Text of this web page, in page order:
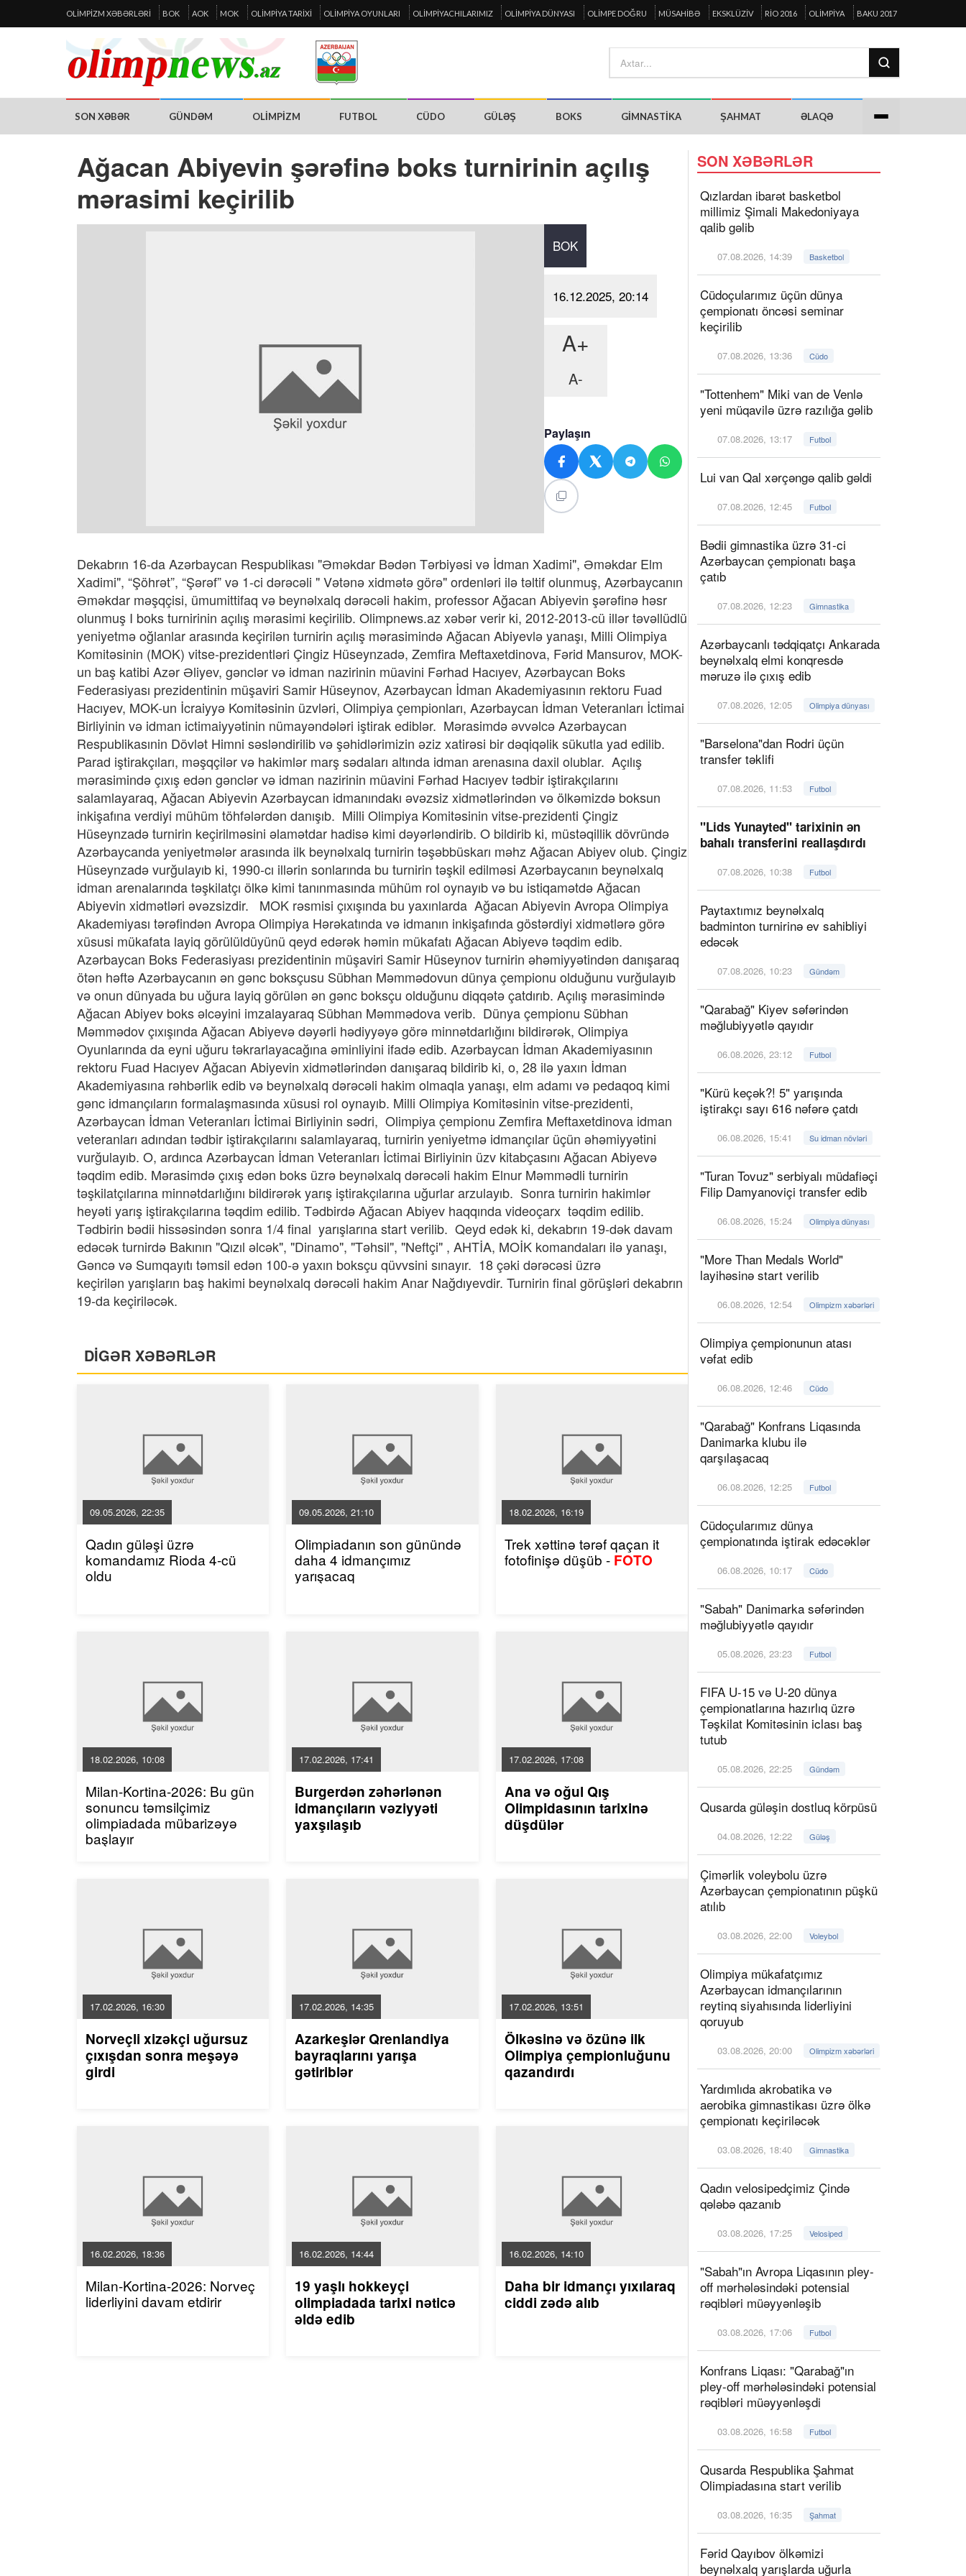
OLIMPIZM XƏBƏRLƏRI BOK AOK MOK OLIMPIYA TARIXI OLIMPIYA OYUNLARI OLIMPIYACHILARIMIZ OLIMPIYA DÜNYASI OLIMPE DOĞRU MÜSAHIBƏ EKSKLÜZIV RIO 2016 OLIMPIYA BAKU 2017
SON XƏBƏR GÜNDƏM OLIMPIZM FUTBOL CÜDO GÜLƏŞ BOKS GIMNASTIKA ŞAHMAT ƏLAQƏ
Ağacan Abiyevin şərəfinə boks turnirinin açılış
mərasimi keçirilib
BOK
16.12.2025, 20:14
A+
A-
Paylaşın
Dekabrın 16-da Azərbaycan Respublikası "Əməkdar Bədən Tərbiyəsi və İdman Xadimi", Əməkdar Elm
Xadimi", “Şöhrət”, “Şərəf” və 1-ci dərəcəli " Vətənə xidmətə görə" ordenləri ilə təltif olunmuş, Azərbaycanın
Əməkdar məşqçisi, ümumittifaq və beynəlxalq dərəcəli hakim, professor Ağacan Abiyevin şərəfinə həsr
olunmuş I boks turnirinin açılış mərasimi keçirilib. Olimpnews.az xəbər verir ki, 2012-2013-cü illər təvəllüdlü
yeniyetmə oğlanlar arasında keçirilən turnirin açılış mərasimində Ağacan Abiyevlə yanaşı, Milli Olimpiya
Komitəsinin (MOK) vitse-prezidentləri Çingiz Hüseynzadə, Zemfira Meftaxetdinova, Fərid Mansurov, MOK-
un baş katibi Azər Əliyev, gənclər və idman nazirinin müavini Fərhad Hacıyev, Azərbaycan Boks
Federasiyası prezidentinin müşaviri Samir Hüseynov, Azərbaycan İdman Akademiyasının rektoru Fuad
Hacıyev, MOK-un İcraiyyə Komitəsinin üzvləri, Olimpiya çempionları, Azərbaycan İdman Veteranları İctimai
Birliyinin və idman ictimaiyyətinin nümayəndələri iştirak ediblər. Mərasimdə əvvəlcə Azərbaycan
Respublikasınin Dövlət Himni səsləndirilib və şəhidlərimizin əziz xatirəsi bir dəqiqəlik sükutla yad edilib.
Parad iştirakçıları, məşqçilər və hakimlər marş sədaları altında idman arenasına daxil olublar. Açılış
mərasimində çıxış edən gənclər və idman nazirinin müavini Fərhad Hacıyev tədbir iştirakçılarını
salamlayaraq, Ağacan Abiyevin Azərbaycan idmanındakı əvəzsiz xidmətlərindən və ölkəmizdə boksun
inkişafına verdiyi mühüm töhfələrdən danışıb. Milli Olimpiya Komitəsinin vitse-prezidenti Çingiz
Hüseynzadə turnirin keçirilməsini əlamətdar hadisə kimi dəyərləndirib. O bildirib ki, müstəqillik dövründə
Azərbaycanda yeniyetmələr arasında ilk beynəlxalq turnirin təşəbbüskarı məhz Ağacan Abiyev olub. Çingiz
Hüseynzadə vurğulayıb ki, 1990-cı illərin sonlarında bu turnirin təşkil edilməsi Azərbaycanın beynəlxalq
idman arenalarında təşkilatçı ölkə kimi tanınmasında mühüm rol oynayıb və bu istiqamətdə Ağacan
Abiyevin xidmətləri əvəzsizdir. MOK rəsmisi çıxışında bu yaxınlarda Ağacan Abiyevin Avropa Olimpiya
Akademiyası tərəfindən Avropa Olimpiya Hərəkatında və idmanın inkişafında göstərdiyi xidmətlərə görə
xüsusi mükafata layiq görülüldüyünü qeyd edərək həmin mükafatı Ağacan Abiyevə təqdim edib.
Azərbaycan Boks Federasiyası prezidentinin müşaviri Samir Hüseynov turnirin əhəmiyyətindən danışaraq
ötən həftə Azərbaycanın ən gənc boksçusu Sübhan Məmmədovun dünya çempionu olduğunu vurğulayıb
və onun dünyada bu uğura layiq görülən ən gənc boksçu olduğunu diqqətə çatdırıb. Açılış mərasimində
Ağacan Abiyev boks əlcəyini imzalayaraq Sübhan Məmmədova verib. Dünya çempionu Sübhan
Məmmədov çıxışında Ağacan Abiyevə dəyərli hədiyyəyə görə minnətdarlığını bildirərək, Olimpiya
Oyunlarında da eyni uğuru təkrarlayacağına əminliyini ifadə edib. Azərbaycan İdman Akademiyasının
rektoru Fuad Hacıyev Ağacan Abiyevin xidmətlərindən danışaraq bildirib ki, o, 28 ilə yaxın İdman
Akademiyasına rəhbərlik edib və beynəlxalq dərəcəli hakim olmaqla yanaşı, elm adamı və pedaqoq kimi
gənc idmançıların formalaşmasında xüsusi rol oynayıb. Milli Olimpiya Komitəsinin vitse-prezidenti,
Azərbaycan İdman Veteranları İctimai Birliyinin sədri, Olimpiya çempionu Zemfira Meftaxetdinova idman
veteranları adından tədbir iştirakçılarını salamlayaraq, turnirin yeniyetmə idmançılar üçün əhəmiyyətini
vurğulayıb. O, ardınca Azərbaycan İdman Veteranları İctimai Birliyinin üzv kitabçasını Ağacan Abiyevə
təqdim edib. Mərasimdə çıxış edən boks üzrə beynəlxalq dərəcəli hakim Elnur Məmmədli turnirin
təşkilatçılarına minnətdarlığını bildirərək yarış iştirakçılarına uğurlar arzulayıb. Sonra turnirin hakimlər
heyəti yarış iştirakçılarına təqdim edilib. Tədbirdə Ağacan Abiyev haqqında videoçarx təqdim edilib.
Tədbirin bədii hissəsindən sonra 1/4 final yarışlarına start verilib. Qeyd edək ki, dekabrın 19-dək davam
edəcək turnirdə Bakının "Qızıl əlcək", "Dinamo", "Təhsil", "Neftçi" , AHTİA, MOİK komandaları ilə yanaşı,
Gəncə və Sumqayıtı təmsil edən 100-ə yaxın boksçu qüvvsini sınayır. 18 çəki dərəcəsi üzrə
keçirilən yarışların baş hakimi beynəlxalq dərəcəli hakim Anar Nağdıyevdir. Turnirin final görüşləri dekabrın
19-da keçiriləcək.
DİGƏR XƏBƏRLƏR
09.05.2026, 22:35
Qadın güləşi üzrə
komandamız Rioda 4-cü
oldu
09.05.2026, 21:10
Olimpiadanın son günündə
daha 4 idmançımız
yarışacaq
18.02.2026, 16:19
Trek xəttinə tərəf qaçan it
fotofinişə düşüb - FOTO
18.02.2026, 10:08
Milan-Kortina-2026: Bu gün
sonuncu təmsilçimiz
olimpiadada mübarizəyə
başlayır
17.02.2026, 17:41
Burgerdən zəhərlənən
idmançıların vəziyyəti
yaxşılaşıb
17.02.2026, 17:08
Ana və oğul Qış
Olimpidasının tarixinə
düşdülər
17.02.2026, 16:30
Norveçli xizəkçi uğursuz
çıxışdan sonra meşəyə
girdi
17.02.2026, 14:35
Azarkeşlər Qrenlandiya
bayraqlarını yarışa
gətiriblər
17.02.2026, 13:51
Ölkəsinə və özünə ilk
Olimpiya çempionluğunu
qazandırdı
16.02.2026, 18:36
Milan-Kortina-2026: Norveç
liderliyini davam etdirir
16.02.2026, 14:44
19 yaşlı hokkeyçi
olimpiadada tarixi nəticə
əldə edib
16.02.2026, 14:10
Daha bir idmançı yıxılaraq
ciddi zədə alıb
SON XƏBƏRLƏR
Qızlardan ibarət basketbol
millimiz Şimali Makedoniyaya
qalib gəlib
07.08.2026, 14:39 Basketbol
Cüdoçularımız üçün dünya
çempionatı öncəsi seminar
keçirilib
07.08.2026, 13:36 Cüdo
"Tottenhem" Miki van de Venlə
yeni müqavilə üzrə razılığa gəlib
07.08.2026, 13:17 Futbol
Lui van Qal xərçəngə qalib gəldi
07.08.2026, 12:45 Futbol
Bədii gimnastika üzrə 31-ci
Azərbaycan çempionatı başa
çatıb
07.08.2026, 12:23 Gimnastika
Azərbaycanlı tədqiqatçı Ankarada
beynəlxalq elmi konqresdə
məruzə ilə çıxış edib
07.08.2026, 12:05 Olimpiya dünyası
"Barselona"dan Rodri üçün
transfer təklifi
07.08.2026, 11:53 Futbol
"Lids Yunayted" tarixinin ən
bahalı transferini reallaşdırdı
07.08.2026, 10:38 Futbol
Paytaxtımız beynəlxalq
badminton turnirinə ev sahibliyi
edəcək
07.08.2026, 10:23 Gündəm
"Qarabağ" Kiyev səfərindən
məğlubiyyətlə qayıdır
06.08.2026, 23:12 Futbol
"Kürü keçək?! 5" yarışında
iştirakçı sayı 616 nəfərə çatdı
06.08.2026, 15:41 Su idman növləri
"Turan Tovuz" serbiyalı müdafiəçi
Filip Damyanoviçi transfer edib
06.08.2026, 15:24 Olimpiya dünyası
"More Than Medals World"
layihəsinə start verilib
06.08.2026, 12:54 Olimpizm xəbərləri
Olimpiya çempionunun atası
vəfat edib
06.08.2026, 12:46 Cüdo
"Qarabağ" Konfrans Liqasında
Danimarka klubu ilə
qarşılaşacaq
06.08.2026, 12:25 Futbol
Cüdoçularımız dünya
çempionatında iştirak edəcəklər
06.08.2026, 10:17 Cüdo
"Sabah" Danimarka səfərindən
məğlubiyyətlə qayıdır
05.08.2026, 23:23 Futbol
FIFA U-15 və U-20 dünya
çempionatlarına hazırlıq üzrə
Təşkilat Komitəsinin iclası baş
tutub
05.08.2026, 22:25 Gündəm
Qusarda güləşin dostluq körpüsü
04.08.2026, 12:22 Güləş
Çimərlik voleybolu üzrə
Azərbaycan çempionatının püşkü
atılıb
03.08.2026, 22:00 Voleybol
Olimpiya mükafatçımız
Azərbaycan idmançılarının
reytinq siyahısında liderliyini
qoruyub
03.08.2026, 20:00 Olimpizm xəbərləri
Yardımlıda akrobatika və
aerobika gimnastikası üzrə ölkə
çempionatı keçiriləcək
03.08.2026, 18:40 Gimnastika
Qadın velosipedçimiz Çində
qələbə qazanıb
03.08.2026, 17:25 Velosiped
"Sabah"ın Avropa Liqasının pley-
off mərhələsindəki potensial
rəqibləri müəyyənləşib
03.08.2026, 17:06 Futbol
Konfrans Liqası: "Qarabağ"ın
pley-off mərhələsindəki potensial
rəqibləri müəyyənləşdi
03.08.2026, 16:58 Futbol
Qusarda Respublika Şahmat
Olimpiadasına start verilib
03.08.2026, 16:35 Şahmat
Fərid Qayıbov ölkəmizi
beynəlxalq yarışlarda uğurla